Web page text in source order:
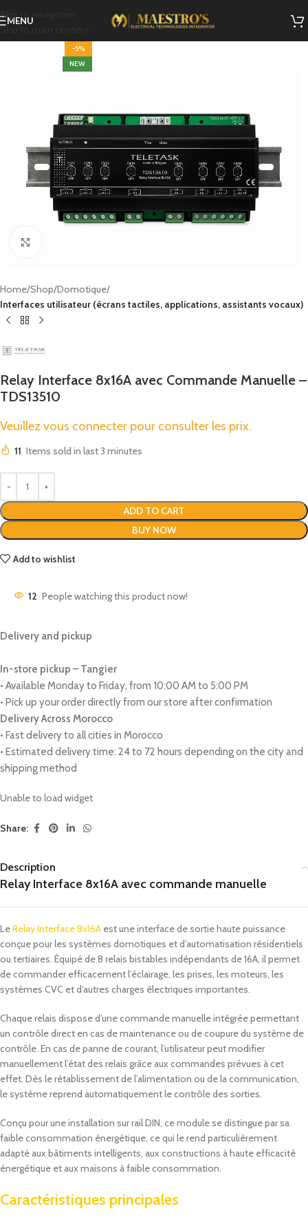
Skip to navigation
Skip to main content
MENU
-5%
NEW
Home Shop Domotique
Interfaces utilisateur (écrans tactiles, applications, assistants vocaux)
Relay Interface 8x16A avec Commande Manuelle –
TDS13510
Veuillez vous connecter pour consulter les prix.
11 Items sold in last 3 minutes
ADD TO CART
BUY NOW
Add to wishlist
12 People watching this product now!
Delivery and pickup
In-store pickup – Tangier
• Available Monday to Friday, from 10:00 AM to 5:00 PM
• Pick up your order directly from our store after confirmation
Delivery Across Morocco
• Fast delivery to all cities in Morocco
• Estimated delivery time: 24 to 72 hours depending on the city and
shipping method
Unable to load widget
Share:
Description
Relay Interface 8x16A avec commande manuelle
LeRelay Interface 8x16A est une interface de sortie haute puissance
conçue pour les systèmes domotiques et d’automatisation résidentiels
ou tertiaires. Équipé de 8 relais bistables indépendants de 16A, il permet
de commander efficacement l’éclairage, les prises, les moteurs, les
systèmes CVC et d’autres charges électriques importantes.
Chaque relais dispose d’une commande manuelle intégrée permettant
un contrôle direct en cas de maintenance ou de coupure du système de
contrôle. En cas de panne de courant, l’utilisateur peut modifier
manuellement l’état des relais grâce aux commandes prévues à cet
effet. Dès le rétablissement de l’alimentation ou de la communication,
le système reprend automatiquement le contrôle des sorties.
Conçu pour une installation sur rail DIN, ce module se distingue par sa
faible consommation énergétique, ce qui le rend particulièrement
adapté aux bâtiments intelligents, aux constructions à haute efficacité
énergétique et aux maisons à faible consommation.
Caractéristiques principales